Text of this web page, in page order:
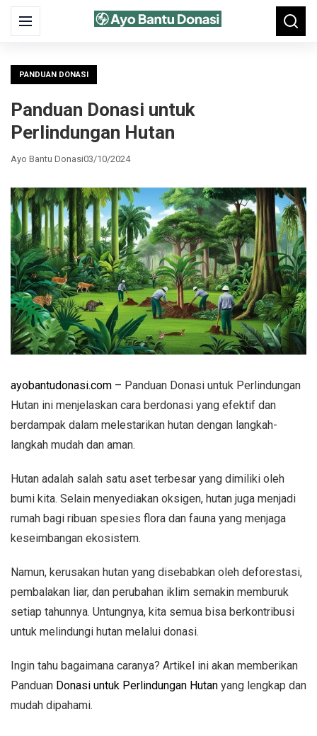
Menu
Search
for:
PANDUAN DONASI
Panduan Donasi untuk
Perlindungan Hutan
Ayo Bantu Donasi03/10/2024
ayobantudonasi.com – Panduan Donasi untuk Perlindungan
Hutan ini menjelaskan cara berdonasi yang efektif dan
berdampak dalam melestarikan hutan dengan langkah-
langkah mudah dan aman.
Hutan adalah salah satu aset terbesar yang dimiliki oleh
bumi kita. Selain menyediakan oksigen, hutan juga menjadi
rumah bagi ribuan spesies flora dan fauna yang menjaga
keseimbangan ekosistem.
Namun, kerusakan hutan yang disebabkan oleh deforestasi,
pembalakan liar, dan perubahan iklim semakin memburuk
setiap tahunnya. Untungnya, kita semua bisa berkontribusi
untuk melindungi hutan melalui donasi.
Ingin tahu bagaimana caranya? Artikel ini akan memberikan
Panduan Donasi untuk Perlindungan Hutan yang lengkap dan
mudah dipahami.